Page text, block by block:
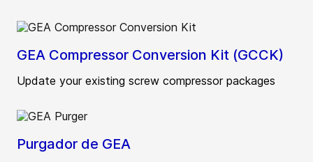
GEA Compressor Conversion Kit (GCCK)
Update your existing screw compressor packages
Purgador de GEA